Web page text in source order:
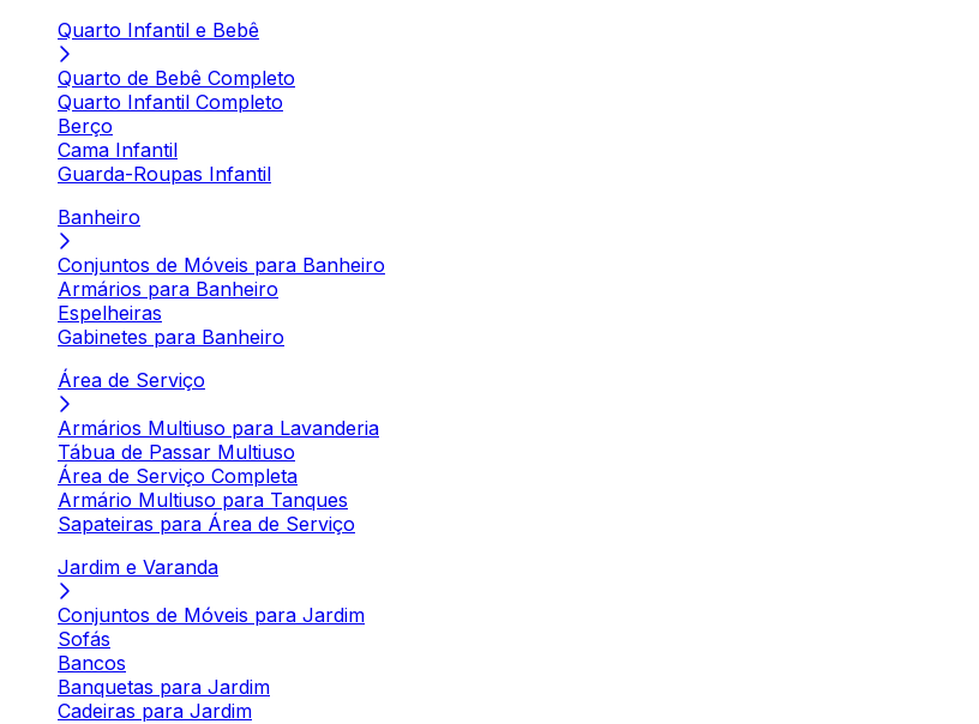
Quarto Infantil e Bebê
Quarto de Bebê Completo
Quarto Infantil Completo
Berço
Cama Infantil
Guarda-Roupas Infantil
Banheiro
Conjuntos de Móveis para Banheiro
Armários para Banheiro
Espelheiras
Gabinetes para Banheiro
Área de Serviço
Armários Multiuso para Lavanderia
Tábua de Passar Multiuso
Área de Serviço Completa
Armário Multiuso para Tanques
Sapateiras para Área de Serviço
Jardim e Varanda
Conjuntos de Móveis para Jardim
Sofás
Bancos
Banquetas para Jardim
Cadeiras para Jardim